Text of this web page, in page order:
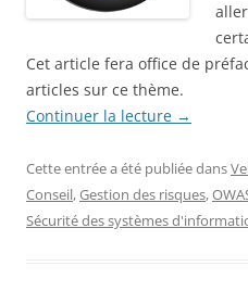
Cet article fera office de
articles sur ce thème.
Continuer la lecture →
Cette entrée a été publiée dans
Conseil,Gestion des risques,
Sécurité des systèmes